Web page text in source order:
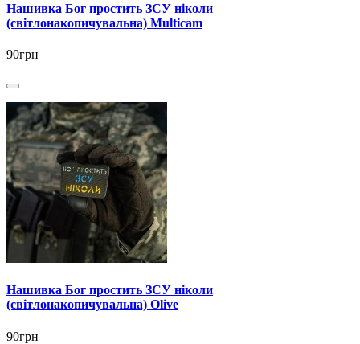
Нашивка Бог простить ЗСУ ніколи
(світлонакопичувальна) Multicam
90грн
Нашивка Бог простить ЗСУ ніколи
(світлонакопичувальна) Olive
90грн